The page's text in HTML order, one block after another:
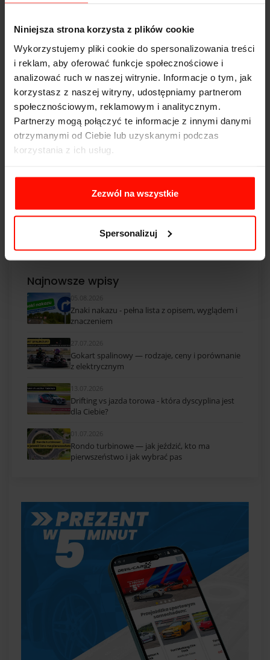
Niniejsza strona korzysta z plików cookie
Wykorzystujemy pliki cookie do spersonalizowania treści
i reklam, aby oferować funkcje społecznościowe i
analizować ruch w naszej witrynie. Informacje o tym, jak
korzystasz z naszej witryny, udostępniamy partnerom
społecznościowym, reklamowym i analitycznym.
Partnerzy mogą połączyć te informacje z innymi danymi
otrzymanymi od Ciebie lub uzyskanymi podczas
korzystania z ich usług.
Zezwól na wszystkie
Spersonalizuj
Komentarz:
Najnowsze wpisy
05.08.2026
Znaki nakazu - pełna lista z opisem, wyglądem i
znaczeniem
27.07.2026
Gokart spalinowy — rodzaje, ceny i porównanie
z elektrycznym
13.07.2026
Drifting vs jazda torowa - która dyscyplina jest
dla Ciebie?
01.07.2026
Rondo turbinowe — jak jeździć, kto ma
pierwszeństwo i jak wybrać pas